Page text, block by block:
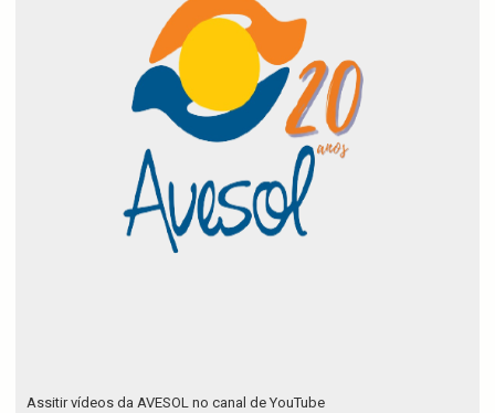
Assitir vídeos da AVESOL no canal de YouTube